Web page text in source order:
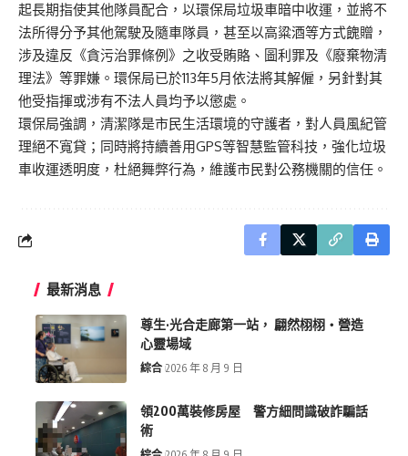
起長期指使其他隊員配合，以環保局垃圾車暗中收運，並將不
法所得分予其他駕駛及隨車隊員，甚至以高粱酒等方式餽贈，
涉及違反《貪污治罪條例》之收受賄賂、圖利罪及《廢棄物清
理法》等罪嫌。環保局已於113年5月依法將其解僱，另針對其
他受指揮或涉有不法人員均予以懲處。
環保局強調，清潔隊是市民生活環境的守護者，對人員風紀管
理絕不寬貸；同時將持續善用GPS等智慧監管科技，強化垃圾
車收運透明度，杜絕舞弊行為，維護市民對公務機關的信任。
最新消息
尊生·光合走廊第一站， 翩然栩栩・營造
心靈場域
綜合 2026 年 8 月 9 日
領200萬裝修房屋 警方細問識破詐騙話
術